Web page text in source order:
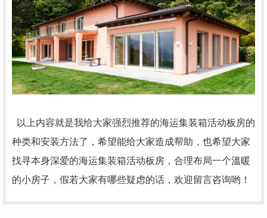
以上内容就是我给大家强烈推荐的海运集装箱活动板房的
种类和安装方法了，希望能给大家造成帮助，也希望大家
找寻本身深爱的海运集装箱活动板房，合理布局一个溫暖
的小房子，假若大家有哪些疑虑的话，欢迎留言咨询哟！